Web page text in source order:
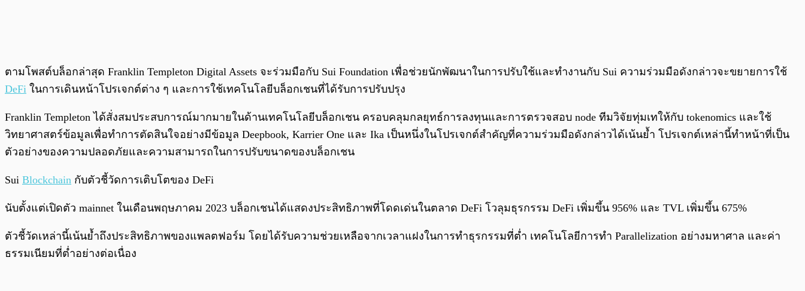
ตามโพสต์บล็อกล่าสุด Franklin Templeton Digital Assets จะร่วมมือกับ Sui Foundation เพื่อช่วยนักพัฒนาในการปรับใช้และทำงานกับ Sui ความร่วมมือดังกล่าวจะขยายการใช้
DeFi ในการเดินหน้าโปรเจกต์ต่าง ๆ และการใช้เทคโนโลยีบล็อกเชนที่ได้รับการปรับปรุง
Franklin Templeton ได้สั่งสมประสบการณ์มากมายในด้านเทคโนโลยีบล็อกเชน ครอบคลุมกลยุทธ์การลงทุนและการตรวจสอบ node ทีมวิจัยทุ่มเทให้กับ tokenomics และใช้
วิทยาศาสตร์ข้อมูลเพื่อทำการตัดสินใจอย่างมีข้อมูล Deepbook, Karrier One และ Ika เป็นหนึ่งในโปรเจกต์สำคัญที่ความร่วมมือดังกล่าวได้เน้นย้ำ โปรเจกต์เหล่านี้ทำหน้าที่เป็น
ตัวอย่างของความปลอดภัยและความสามารถในการปรับขนาดของบล็อกเชน
Sui Blockchain กับตัวชี้วัดการเติบโตของ DeFi
นับตั้งแต่เปิดตัว mainnet ในเดือนพฤษภาคม 2023 บล็อกเชนได้แสดงประสิทธิภาพที่โดดเด่นในตลาด DeFi โวลุมธุรกรรม DeFi เพิ่มขึ้น 956% และ TVL เพิ่มขึ้น 675%
ตัวชี้วัดเหล่านี้เน้นย้ำถึงประสิทธิภาพของแพลตฟอร์ม โดยได้รับความช่วยเหลือจากเวลาแฝงในการทำธุรกรรมที่ต่ำ เทคโนโลยีการทำ Parallelization อย่างมหาศาล และค่า
ธรรมเนียมที่ต่ำอย่างต่อเนื่อง